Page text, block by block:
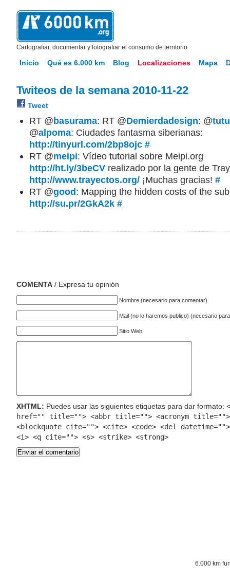
Cartografiar, documentar y fotografiar el consumo de territorio
Inicio Qué es 6.000 km Blog Localizaciones Mapa
Twiteos de la semana 2010-11-22
Tweet
RT @basurama: RT @Demierdadesign: @
@alpoma: Ciudades fantasma siberianas:
http://tinyurl.com/2bp8ojc #
RT @meipi: Vídeo tutorial sobre Meipi.org
http://ht.ly/3beCV realizado por la gente de
http://www.trayectos.org/ ¡Muchas gracias! #
RT @good: Mapping the hidden costs of the
http://su.pr/2GkA2k #
COMENTA / Expresa tu opinión
Nombre (necesario para comentar)
Mail (no lo haremos publico) (necesario
Sitio Web
XHTML: Puedes usar las siguientes etiquetas para dar formato:
href="" title=""> <abbr title=""> <acronym title="">
<blockquote cite=""> <cite> <code> <del datetime="">
<i> <q cite=""> <s> <strike> <strong>
6.000 km